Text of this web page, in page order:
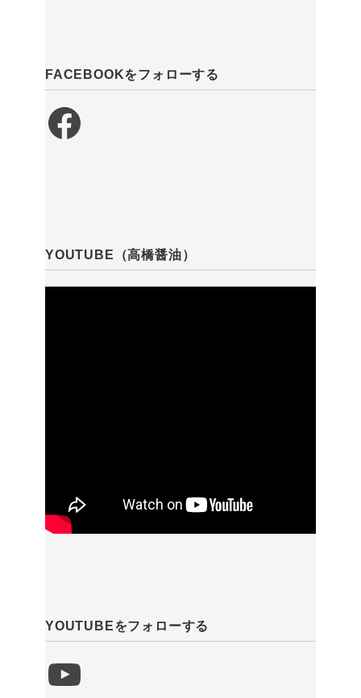
FACEBOOKをフォローする
Facebook
YOUTUBE（高橋醤油）
YOUTUBEをフォローする
YouTube